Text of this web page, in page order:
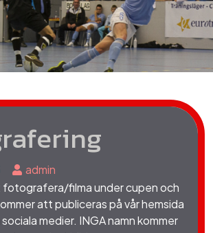
admin
fotografera/filma under cupen och
att publiceras på vår hemsida
medier. INGA namn kommer